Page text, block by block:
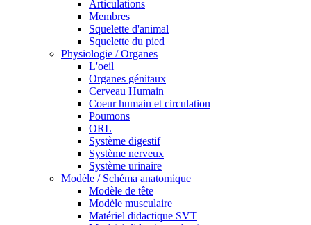
Articulations
Membres
Squelette d'animal
Squelette du pied
Physiologie / Organes
L'oeil
Organes génitaux
Cerveau Humain
Coeur humain et circulation
Poumons
ORL
Système digestif
Système nerveux
Système urinaire
Modèle / Schéma anatomique
Modèle de tête
Modèle musculaire
Matériel didactique SVT